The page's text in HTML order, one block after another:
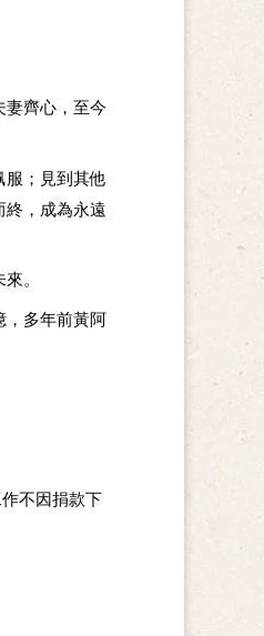
妻齊心，至今
；見到其他
，成為永遠
。
，多年前黃阿
不因捐款下